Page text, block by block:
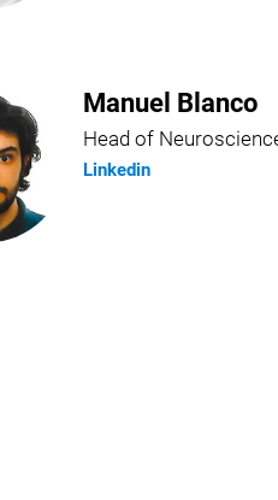
Manuel Blanco
Head of
Linkedin